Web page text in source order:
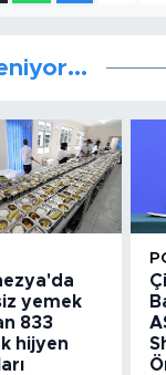
yemek
833
hijyen